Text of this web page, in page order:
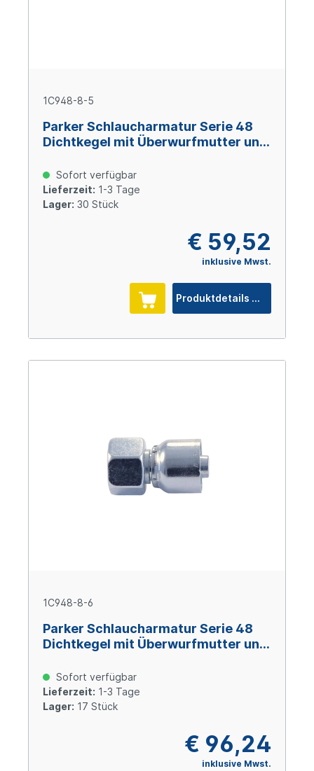
1C948-8-5
Parker Schlaucharmatur Serie 48
Dichtkegel mit Überwurfmutter und
verzinkt Cr(VI)-frei
Sofort verfügbar
Lieferzeit: 1-3 Tage
Lager: 30 Stück
€ 59,52
inklusive Mwst.
Produktdetails
1C948-8-6
Parker Schlaucharmatur Serie 48
Dichtkegel mit Überwurfmutter und
verzinkt Cr(VI)-frei
Sofort verfügbar
Lieferzeit: 1-3 Tage
Lager: 17 Stück
€ 96,24
inklusive Mwst.